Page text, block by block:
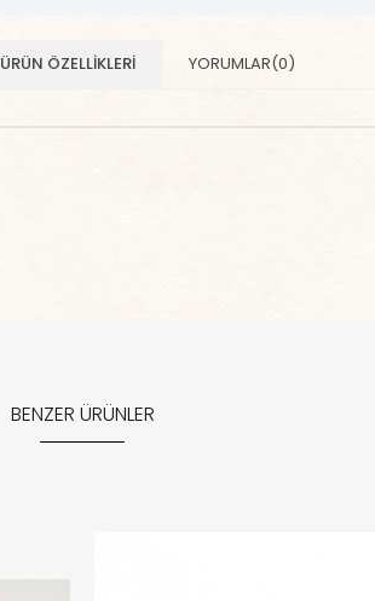
ÜRÜN ÖZELLIKLERI YORUMLAR(0)
BENZER ÜRÜNLER